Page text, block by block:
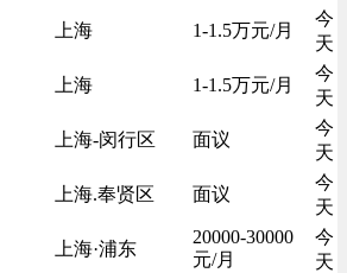
上海 1-1.5万元/月
今
天
上海 1-1.5万元/月
今
天
上海-闵行区 面议
今
天
上海.奉贤区 面议
今
天
上海·浦东
20000-30000
元/月
今
天